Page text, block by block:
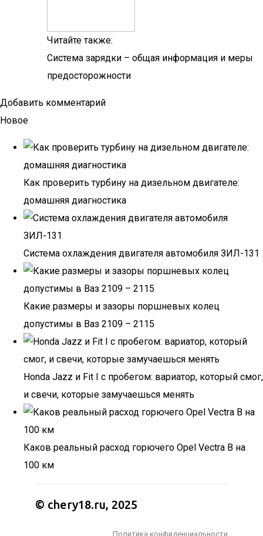
Читайте также:
Система зарядки – общая информация и меры
предосторожности
Добавить комментарий
Новое
Как проверить турбину на дизельном двигателе:
домашняя диагностика
Система охлаждения двигателя автомобиля ЗИЛ-131
Какие размеры и зазоры поршневых колец
допустимы в Ваз 2109 – 2115
Honda Jazz и Fit I с пробегом: вариатор, который смог,
и свечи, которые замучаешься менять
Каков реальный расход горючего Opel Vectra B на
100 км
© chery18.ru, 2025
Политика конфиденциальности